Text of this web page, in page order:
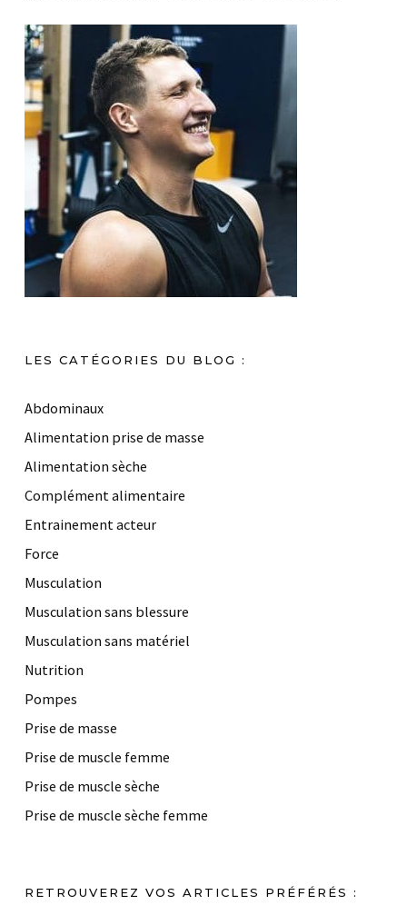
LES CATÉGORIES DU BLOG :
Abdominaux
Alimentation prise de masse
Alimentation sèche
Complément alimentaire
Entrainement acteur
Force
Musculation
Musculation sans blessure
Musculation sans matériel
Nutrition
Pompes
Prise de masse
Prise de muscle femme
Prise de muscle sèche
Prise de muscle sèche femme
RETROUVEREZ VOS ARTICLES PRÉFÉRÉS :